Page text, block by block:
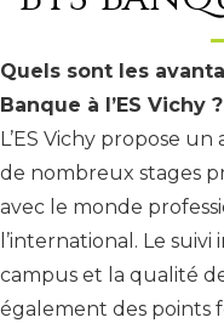
Quels sont les
Banque à l’ES Vichy ?
L’ES Vichy propose
de nombreux stages
avec le monde
l’international. Le
campus et la qualité
également des points